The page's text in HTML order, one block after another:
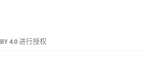
4.0进行授权